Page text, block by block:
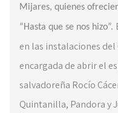
Mijares, quienes
“Hasta que se nos hizo”.
en las instalaciones
encargada de abrir el
salvadoreña Rocío
Quintanilla, Pandora y